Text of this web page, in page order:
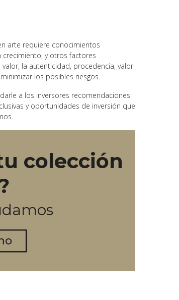
arte requiere conocimientos
y otros factores
la autenticidad, procedencia, valor
los posibles riesgos.
a los inversores recomendaciones
y oportunidades de inversión que
colección